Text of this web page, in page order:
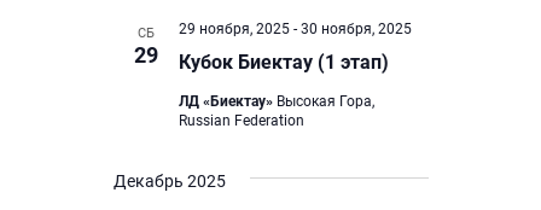
СБ
29 Кубок Биектау (1 этап)
29 ноября, 2025- 30 ноября, 2025
ЛД «Биектау» Высокая Гора,
Russian Federation
Декабрь 2025